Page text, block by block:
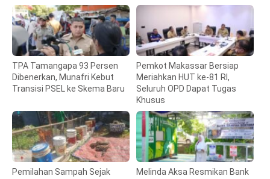
TPA Tamangapa 93 Persen
Dibenerkan, Munafri Kebut
Transisi PSEL ke Skema Baru
Pemkot Makassar Bersiap
Meriahkan HUT ke-81 RI,
Seluruh OPD Dapat Tugas
Khusus
Pemilahan Sampah Sejak
Melinda Aksa Resmikan Bank